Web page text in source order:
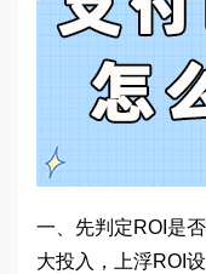
一、先判定ROI是
大投入，上浮ROI